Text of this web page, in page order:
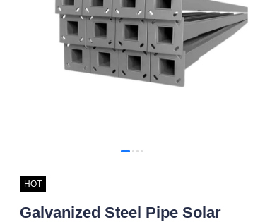
HOT
Galvanized Steel Pipe Solar